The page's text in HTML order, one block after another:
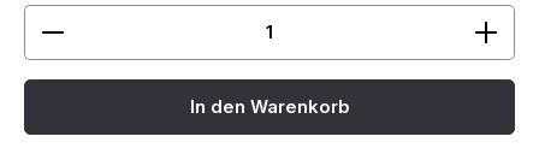
Produkt Anzahl: Gib den gewünschten Wert ein
In den Warenkorb